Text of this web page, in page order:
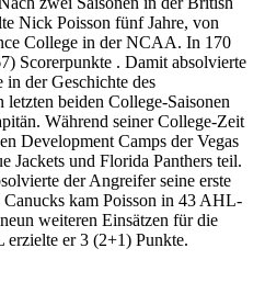
Nick Poisson fünf Jahre, von
College in der NCAA. In 170
Scorerpunkte . Damit absolvierte
in der Geschichte des
beiden College-Saisonen
Während seiner College-Zeit
Development Camps der Vegas
Jackets und Florida Panthers teil.
der Angreifer seine erste
kam Poisson in 43 AHL-
weiteren Einsätzen für die
er 3 (2+1) Punkte.